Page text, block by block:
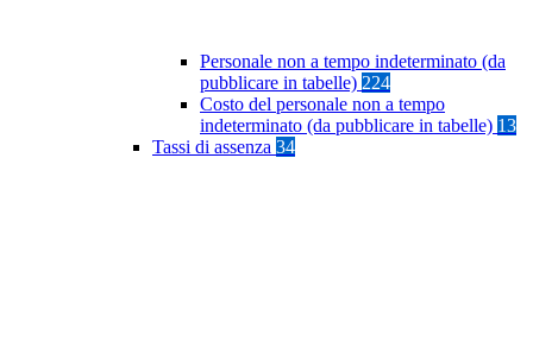
Personale non a tempo indeterminato (da
pubblicare in tabelle) 224
Costo del personale non a tempo
indeterminato (da pubblicare in tabelle) 13
Tassi di assenza 34